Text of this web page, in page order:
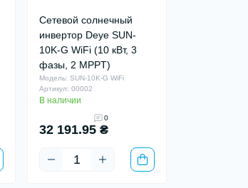
Сетевой солнечный
инвертор Deye SUN-
10K-G WiFi (10 кВт, 3
фазы, 2 MPPT)
Модель: SUN-10K-G WiFi
Артикул: 00002
В наличии
0
32 191.95 ₴